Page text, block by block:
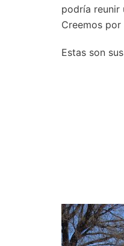
podría reunir
Creemos
Estas son